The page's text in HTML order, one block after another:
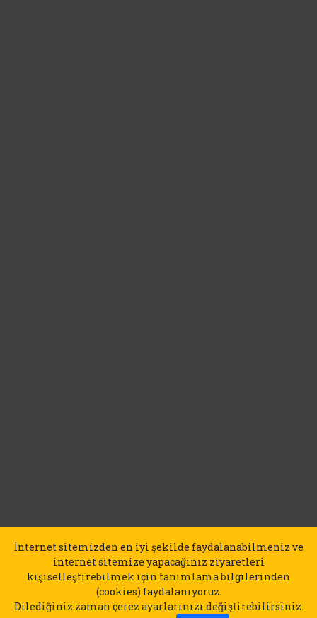
İnternet sitemizden en iyi şekilde faydalanabilmeniz ve
internet sitemize yapacağınız ziyaretleri
kişiselleştirebilmek için tanımlama bilgilerinden
(cookies) faydalanıyoruz.
Dilediğiniz zaman çerez ayarlarınızı değiştirebilirsiniz.